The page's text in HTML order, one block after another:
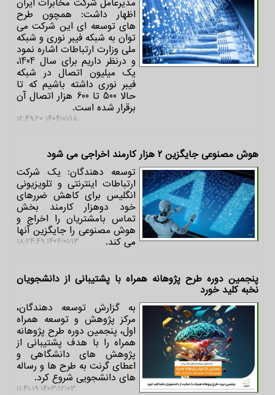
مدیرعامل شرکت مخابرات ایران
اظهار داشت: همچون طرح
های توسعه ای این شرکت می
توان به شبکه فیبر نوری و شبکه
ملی وزارت ارتباطات اشاره نمود
و درنظر داریم برای سال 1404،
یک میلیون اتصال در شبکه
فیبر نوری داشته باشیم که تا
حالا 500 تا 600 هزار اتصال آن
برقرار شده است.
۱۴۰۴/۰۱/۱۸ ۱۲:۴۹:۲۰
هوش مصنوعی جایگزین ۲ هزار کارمند اخراجی می شود
توسعه دهندگان: یک شرکت
ارتباطات اینترنتی و تلویزیونی
انگلیس برای کاهش ضررهای
خود دوهزار کارمند بخش
تماس بامشتریان را اخراج و
هوش مصنوعی را جایگزین آنها
می کند. ۱۴۰۴/۰۱/۱۳ ۱۸:۲۴:۴۹
پنجمین دوره طرح پژوهانه همراه با پشتیبانی از دانشجویان
نخبه کلید خورد
به گزارش توسعه دهندگان،
مرکز پژوهش و توسعه همراه
اول، پنجمین دوره طرح پژوهانه
همراه را با هدف پشتیبانی از
پژوهش های دانشگاهی و
اعطای گرنت به طرح ها و رساله
های دانشجویی شروع کرد.
۱۴۰۳/۱۲/۰۳ ۱۱:۴۱:۱۹